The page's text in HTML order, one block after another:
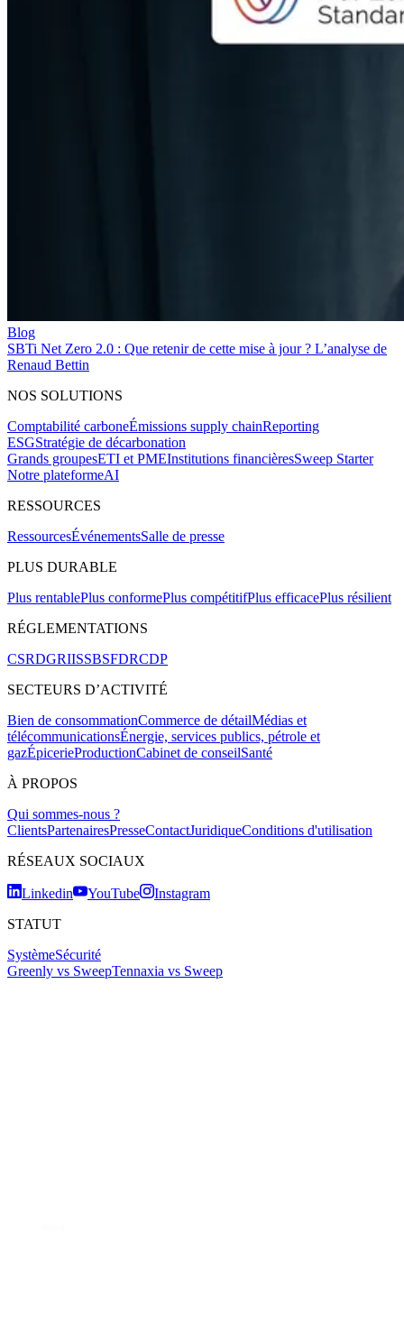
Blog
SBTi Net Zero 2.0 : Que retenir de cette mise à jour ? L’analyse de
Renaud Bettin
NOS SOLUTIONS
Comptabilité carboneÉmissions supply chainReporting
ESGStratégie de décarbonation
Grands groupesETI et PMEInstitutions financièresSweep Starter
Notre plateformeAI
RESSOURCES
RessourcesÉvénementsSalle de presse
PLUS DURABLE
Plus rentablePlus conformePlus compétitifPlus efficacePlus résilient
RÉGLEMENTATIONS
CSRDGRIISSBSFDRCDP
SECTEURS D’ACTIVITÉ
Bien de consommationCommerce de détailMédias et
télécommunicationsÉnergie, services publics, pétrole et
gazÉpicerieProductionCabinet de conseilSanté
À PROPOS
Qui sommes-nous ?
ClientsPartenairesPresseContactJuridiqueConditions d'utilisation
RÉSEAUX SOCIAUX
Linkedin YouTube
Instagram
STATUT
SystèmeSécurité
Greenly vs SweepTennaxia vs Sweep